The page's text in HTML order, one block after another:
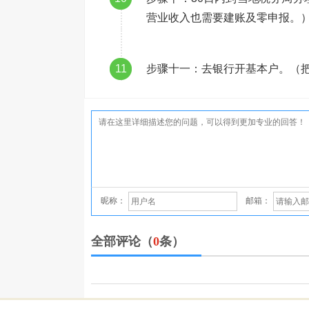
营业收入也需要建账及零申报。
11 步骤十一：去银行开基本户。（
昵称： 邮箱：
全部评论（0条）